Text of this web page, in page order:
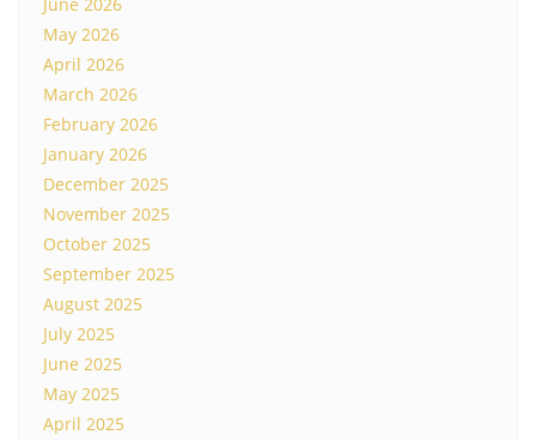
May 2026
April 2026
March 2026
February 2026
January 2026
December 2025
November 2025
October 2025
September 2025
August 2025
July 2025
June 2025
May 2025
April 2025